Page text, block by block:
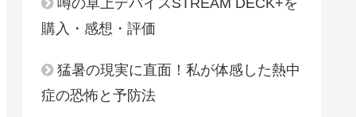
購入・感想・評価
猛暑の現実に直面！私が体感した熱中
症の恐怖と予防法